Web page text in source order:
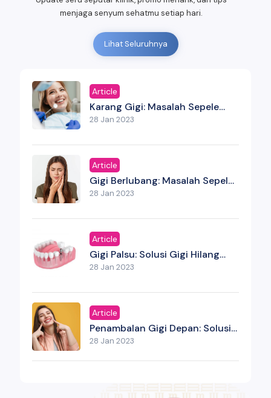
menjaga senyum sehatmu setiap hari.
Lihat Seluruhnya
Article
Karang Gigi: Masalah Sepele
Yang Bisa Menjadi Serius Jika
28 Jan 2023
Article
Gigi Berlubang: Masalah Sepele
Yang Bisa Jadi Ancaman Serius
28 Jan 2023
Article
Gigi Palsu: Solusi Gigi Hilang
Yang Bukan Sekadar Estetika
28 Jan 2023
Article
Penambalan Gigi Depan: Solusi
Estetik Untuk Senyum Yang
28 Jan 2023